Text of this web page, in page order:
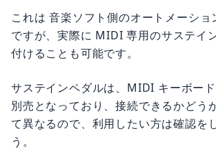
これは 音楽ソフト側のオートメーショ
ですが、実際に MIDI 専用のサステイ
付けることも可能です。
サステインペダルは、MIDI キーボー
別売となっており、接続できるかどう
て異なるので、利用したい方は確認を
う。